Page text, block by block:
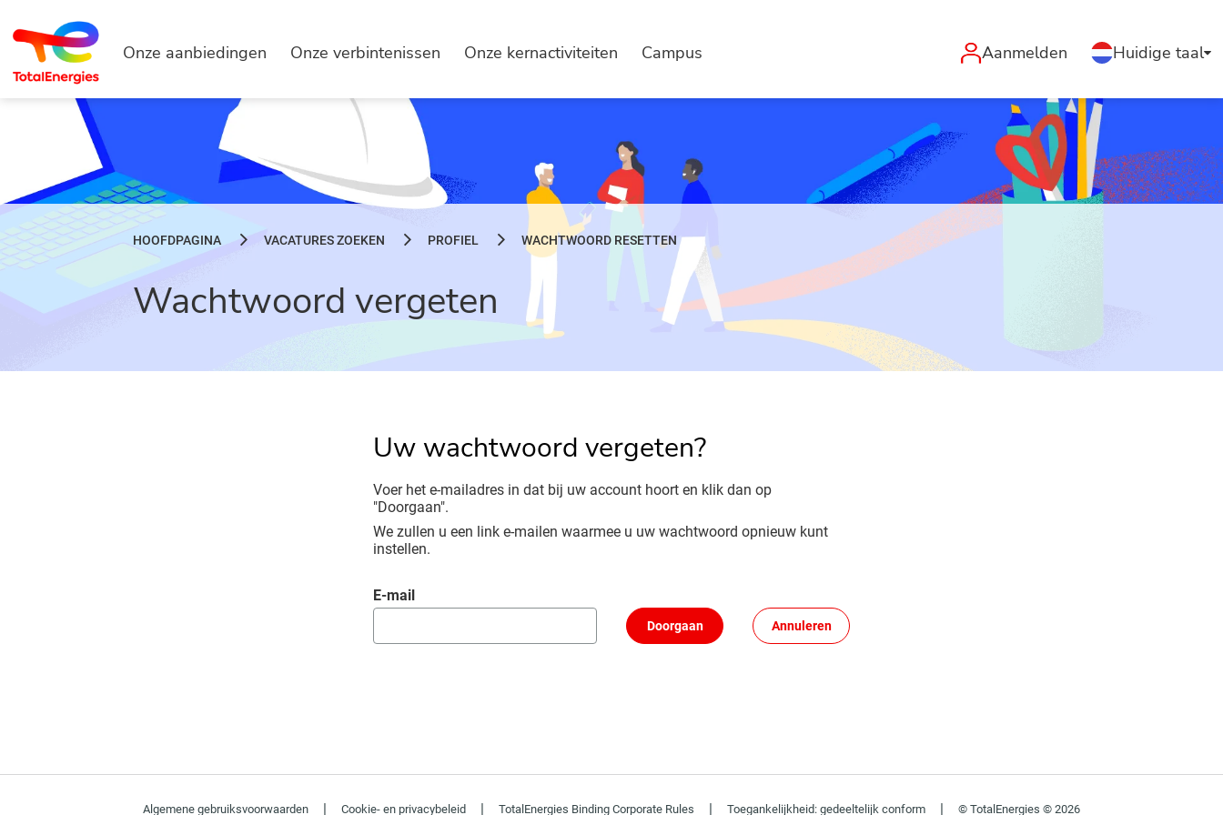
Onze aanbiedingen Onze verbintenissen Onze kernactiviteiten Campus Aanmelden Huidige taal
HOOFDPAGINA VACATURES ZOEKEN PROFIEL WACHTWOORD RESETTEN
Wachtwoord vergeten
Uw wachtwoord vergeten?
Voer het e-mailadres in dat bij uw account hoort en klik dan op
"Doorgaan".
We zullen u een link e-mailen waarmee u uw wachtwoord opnieuw kunt
instellen.
Wachtwoord opnieuw instellen met uw e-mail
E-mail
Doorgaan Annuleren
Algemene gebruiksvoorwaarden | Cookie- en privacybeleid | TotalEnergies Binding Corporate Rules | Toegankelijkheid: gedeeltelijk conform | © TotalEnergies © 2026